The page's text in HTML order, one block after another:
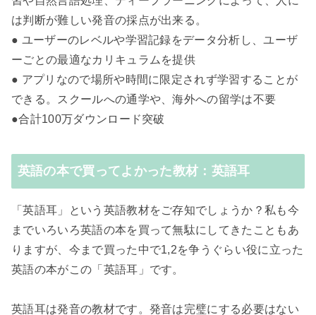
は判断が難しい発音の採点が出来る。
● ユーザーのレベルや学習記録をデータ分析し、ユーザ
ーごとの最適なカリキュラムを提供
● アプリなので場所や時間に限定されず学習することが
できる。スクールへの通学や、海外への留学は不要
●合計100万ダウンロード突破
英語の本で買ってよかった教材：英語耳
「英語耳」という英語教材をご存知でしょうか？私も今
までいろいろ英語の本を買って無駄にしてきたこともあ
りますが、今まで買った中で1,2を争うぐらい役に立った
英語の本がこの「英語耳」です。
英語耳は発音の教材です。発音は完璧にする必要はない